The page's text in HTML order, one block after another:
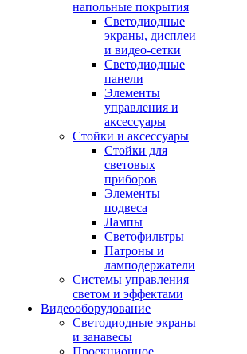
напольные покрытия
Светодиодные
экраны, дисплеи
и видео-сетки
Светодиодные
панели
Элементы
управления и
аксессуары
Стойки и аксессуары
Стойки для
световых
приборов
Элементы
подвеса
Лампы
Светофильтры
Патроны и
ламподержатели
Системы управления
светом и эффектами
Видеооборудование
Светодиодные экраны
и занавесы
Проекционное